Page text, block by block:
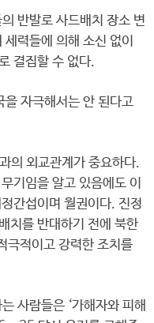
반발로 사드배치 장소 변
력들에 의해 소신 없이
결집할 수 없다.
을 자극해서는 안 된다고
의 외교관계가 중요하다.
기임을 알고 있음에도 이
간섭이며 월권이다. 진정
치를 반대하기 전에 북한
극적이고 강력한 조치를
사람들은 ‘가해자와 피해